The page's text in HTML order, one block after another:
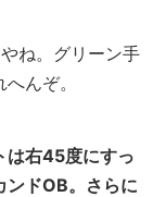
ね。グリーン手
んぞ。
右45度にすっ
ンドOB。さらに